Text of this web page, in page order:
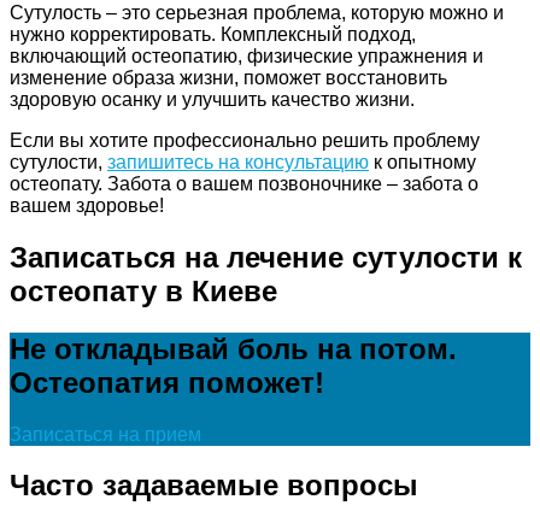
Сутулость – это серьезная проблема, которую можно и
нужно корректировать. Комплексный подход,
включающий остеопатию, физические упражнения и
изменение образа жизни, поможет восстановить
здоровую осанку и улучшить качество жизни.
Если вы хотите профессионально решить проблему
сутулости, запишитесь на консультацию к опытному
остеопату. Забота о вашем позвоночнике – забота о
вашем здоровье!
Записаться на лечение сутулости к
остеопату в Киеве
Не откладывай боль на потом.
Остеопатия поможет!
Записаться на прием
Часто задаваемые вопросы